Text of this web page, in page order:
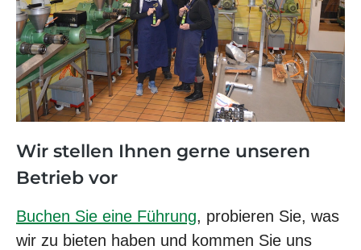
Wir stellen Ihnen gerne unseren
Betrieb vor
Buchen Sie eine Führung, probieren Sie, was
wir zu bieten haben und kommen Sie uns